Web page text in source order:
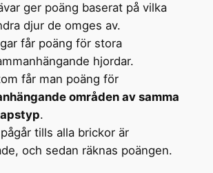
ger poäng baserat på vilka
djur de omges av.
får poäng för stora
hjordar.
får man poäng för
områden av samma
.
tills alla brickor är
och sedan räknas poängen.